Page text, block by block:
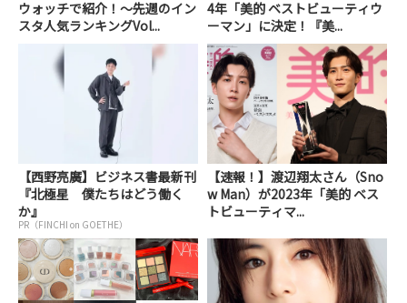
ウォッチで紹介！～先週のイン
スタ人気ランキングVol...
4年「美的 ベストビューティウ
ーマン」に決定！『美...
【西野亮廣】ビジネス書最新刊
『北極星 僕たちはどう働く
か』
PR（FINCHI on GOETHE）
【速報！】渡辺翔太さん（Sno
w Man）が2023年「美的 ベス
トビューティマ...